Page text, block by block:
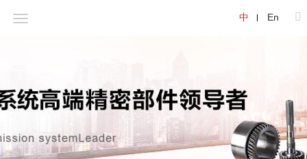
中 En